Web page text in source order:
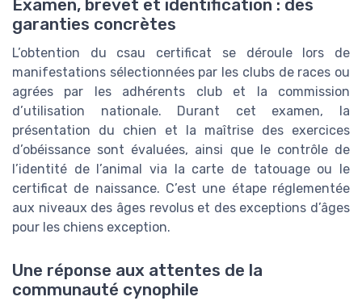
Examen, brevet et identification : des
garanties concrètes
L’obtention du csau certificat se déroule lors de
manifestations sélectionnées par les clubs de races ou
agrées par les adhérents club et la commission
d’utilisation nationale. Durant cet examen, la
présentation du chien et la maîtrise des exercices
d’obéissance sont évaluées, ainsi que le contrôle de
l’identité de l’animal via la carte de tatouage ou le
certificat de naissance. C’est une étape réglementée
aux niveaux des âges revolus et des exceptions d’âges
pour les chiens exception.
Une réponse aux attentes de la
communauté cynophile